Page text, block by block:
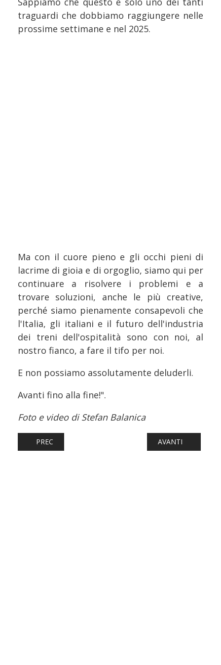
traguardi che dobbiamo raggiungere nelle
prossime settimane e nel 2025.
Ma con il cuore pieno e gli occhi pieni di
lacrime di gioia e di orgoglio, siamo qui per
continuare a risolvere i problemi e a
trovare soluzioni, anche le più creative,
perché siamo pienamente consapevoli che
l'Italia, gli italiani e il futuro dell'industria
dei treni dell'ospitalità sono con noi, al
nostro fianco, a fare il tifo per noi.
E non possiamo assolutamente deluderli.
Avanti fino alla fine!".
Foto e video di Stefan Balanica
ARTICOLO PRECEDENTE: FERROVIE: STRAGE DI
PREC ARTICOLO
AVANTI